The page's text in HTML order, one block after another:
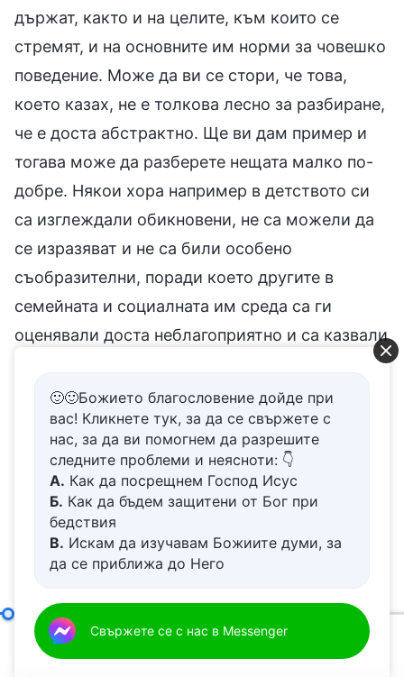
🙂🙂Божието благословение дойде при
вас! Кликнете тук, за да се свържете с
нас, за да ви помогнем да разрешите
следните проблеми и неясноти: 👇
А. Как да посрещнем Господ Исус
Б. Как да бъдем защитени от Бог при
бедствия
В. Искам да изучавам Божиите думи, за
да се приближа до Него
живот
Д.Имам молба за молитва
Свържете се с нас в Messenger Първа част